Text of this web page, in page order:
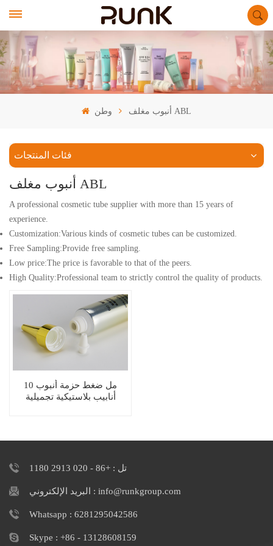
وطن أنبوب مغلف ABL
فئات المنتجات
أنبوب مغلف ABL
A professional cosmetic tube supplier with more than 15 years of
experience.
Customization:Various kinds of cosmetic tubes can be customized.
Free Sampling:Provide free sampling.
Low price:The price is favorable to that of the peers.
High Quality:Professional team to strictly control the quality of products.
10 مل ضغط حزمة أنبوب
أنابيب بلاستيكية تجميلية
تل : +86 - 020 2913 1180
البريد الإلكتروني : info@runkgroup.com
Whatsapp : 6281295042586
Skype : +86 - 13128608159